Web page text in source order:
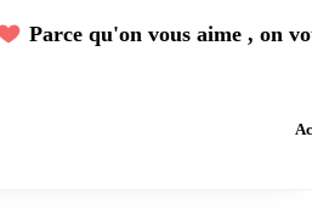
Parce qu'on vous aime , on